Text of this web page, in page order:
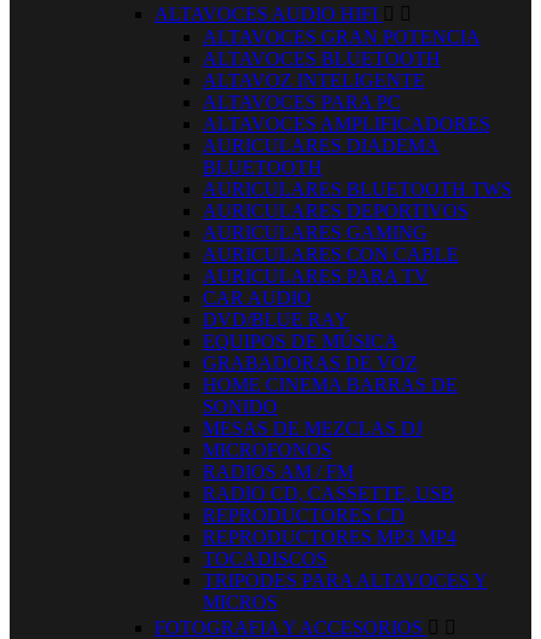
ALTAVOCES AUDIO HIFI  
ALTAVOCES GRAN POTENCIA
ALTAVOCES BLUETOOTH
ALTAVOZ INTELIGENTE
ALTAVOCES PARA PC
ALTAVOCES AMPLIFICADORES
AURICULARES DIADEMA
BLUETOOTH
AURICULARES BLUETOOTH TWS
AURICULARES DEPORTIVOS
AURICULARES GAMING
AURICULARES CON CABLE
AURICULARES PARA TV
CAR AUDIO
DVD/BLUE RAY
EQUIPOS DE MÚSICA
GRABADORAS DE VOZ
HOME CINEMA BARRAS DE
SONIDO
MESAS DE MEZCLAS DJ
MICROFONOS
RADIOS AM / FM
RADIO CD, CASSETTE, USB
REPRODUCTORES CD
REPRODUCTORES MP3 MP4
TOCADISCOS
TRIPODES PARA ALTAVOCES Y
MICROS
FOTOGRAFIA Y ACCESORIOS  